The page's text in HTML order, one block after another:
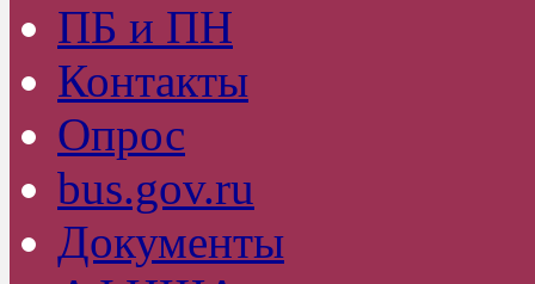
ПБ и ПН
Контакты
Опрос
bus.gov.ru
Документы